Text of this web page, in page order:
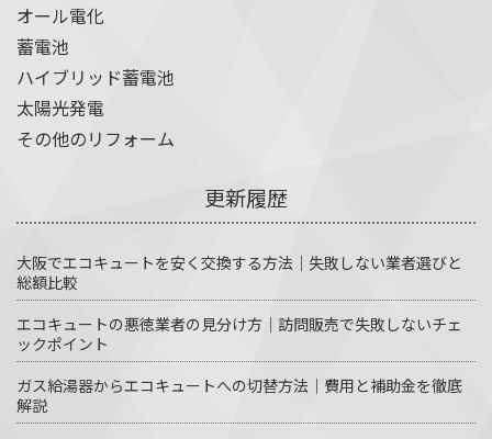
オール電化
蓄電池
ハイブリッド蓄電池
太陽光発電
その他のリフォーム
更新履歴
大阪でエコキュートを安く交換する方法｜失敗しない業者選びと
総額比較
エコキュートの悪徳業者の見分け方｜訪問販売で失敗しないチェ
ックポイント
ガス給湯器からエコキュートへの切替方法｜費用と補助金を徹底
解説